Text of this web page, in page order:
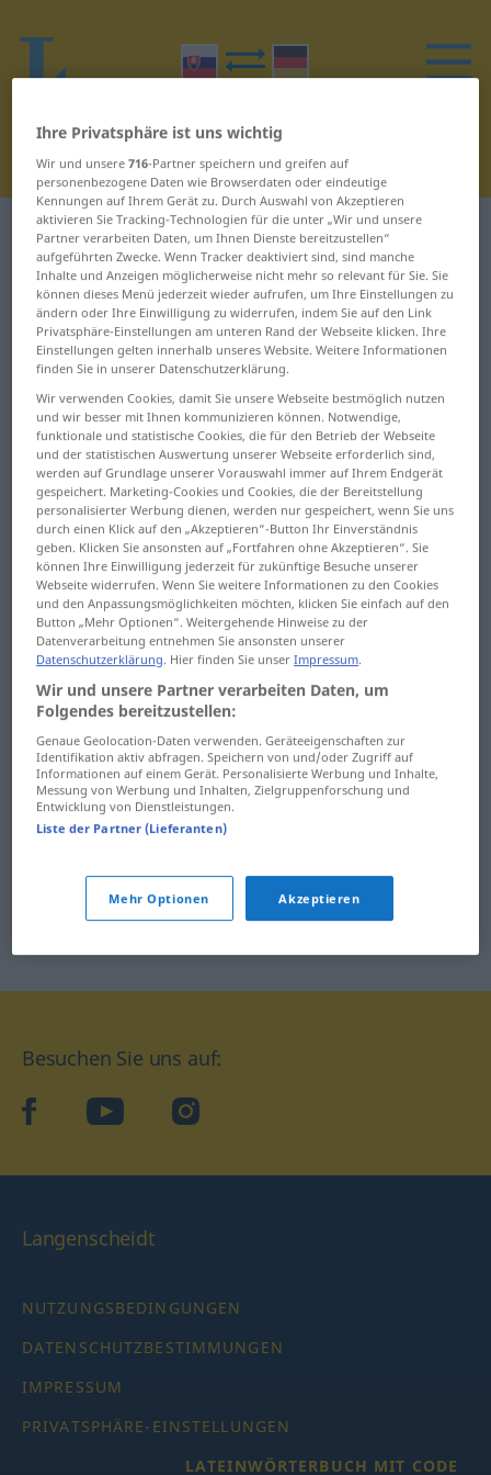
Slowakisch-Deutsch Wörterbuch R 13
Wörter auf Slowakisch, die mit R
beginnen – rozodniť ... rozpor
rozohriať
rozopäť
rozorať
rozoslať
rozosmiať
rozostaviť
rozostrieť
rozoznať
rozoznaťpačitý
rozoznaťžať
rozpad
rozpadať
rozpaky
rozpamätať
rozplakať
rozplašiť
rozplynúť
rozpojiť
rozpoloženie
rozpoltiť
Besuchen Sie uns auf:
facebookYouTube Instagram
Langenscheidt
NUTZUNGSBEDINGUNGEN
DATENSCHUTZBESTIMMUNGEN
IMPRESSUM
PRIVATSPHÄRE-EINSTELLUNGEN
LATEINWÖRTERBUCH MIT CODE
Ihre Privatsphäre ist uns wichtig
Wir und unsere716-Partner speichern und greifen auf
personenbezogene Daten wie Browserdaten oder eindeutige
Kennungen auf Ihrem Gerät zu. Durch Auswahl von Akzeptieren
aktivieren Sie Tracking-Technologien für die unter „Wir und unsere
Partner verarbeiten Daten, um Ihnen Dienste bereitzustellen“
aufgeführten Zwecke. Wenn Tracker deaktiviert sind, sind manche
Inhalte und Anzeigen möglicherweise nicht mehr so relevant für Sie. Sie
können dieses Menü jederzeit wieder aufrufen, um Ihre Einstellungen zu
ändern oder Ihre Einwilligung zu widerrufen, indem Sie auf den Link
Privatsphäre-Einstellungen am unteren Rand der Webseite klicken. Ihre
Einstellungen gelten innerhalb unseres Website. Weitere Informationen
finden Sie in unserer Datenschutzerklärung.
Wir verwenden Cookies, damit Sie unsere Webseite bestmöglich nutzen
und wir besser mit Ihnen kommunizieren können. Notwendige,
funktionale und statistische Cookies, die für den Betrieb der Webseite
und der statistischen Auswertung unserer Webseite erforderlich sind,
werden auf Grundlage unserer Vorauswahl immer auf Ihrem Endgerät
gespeichert. Marketing-Cookies und Cookies, die der Bereitstellung
personalisierter Werbung dienen, werden nur gespeichert, wenn Sie uns
durch einen Klick auf den „Akzeptieren“-Button Ihr Einverständnis
geben. Klicken Sie ansonsten auf „Fortfahren ohne Akzeptieren“. Sie
können Ihre Einwilligung jederzeit für zukünftige Besuche unserer
Webseite widerrufen. Wenn Sie weitere Informationen zu den Cookies
und den Anpassungsmöglichkeiten möchten, klicken Sie einfach auf den
Button „Mehr Optionen“. Weitergehende Hinweise zu der
Datenverarbeitung entnehmen Sie ansonsten unserer
Datenschutzerklärung. Hier finden Sie unserImpressum.
Wir und unsere Partner verarbeiten Daten, um
Folgendes bereitzustellen:
Genaue Geolocation-Daten verwenden. Geräteeigenschaften zur
Identifikation aktiv abfragen. Speichern von und/oder Zugriff auf
Informationen auf einem Gerät. Personalisierte Werbung und Inhalte,
Messung von Werbung und Inhalten, Zielgruppenforschung und
Entwicklung von Dienstleistungen.
Liste der Partner (Lieferanten)
Mehr Optionen Akzeptieren